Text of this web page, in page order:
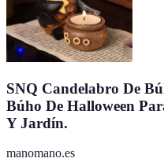
SNQ Candelabro De
Búho De Halloween
Y Jardín.
manomano.es